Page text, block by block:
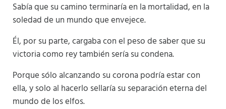
Sabía que su camino terminaría en la mortalidad, en la
soledad de un mundo que envejece.
Él, por su parte, cargaba con el peso de saber que su
victoria como rey también sería su condena.
Porque sólo alcanzando su corona podría estar con
ella, y solo al hacerlo sellaría su separación eterna del
mundo de los elfos.